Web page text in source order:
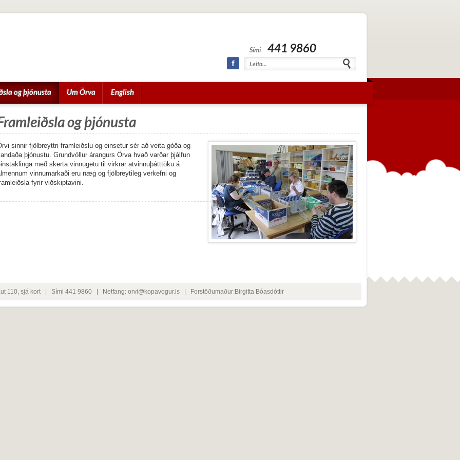
Sími 441 9860
og þjónusta
sinnir fjölbreyttri framleiðslu og einsetur sér að veita góða og
þjónustu. Grundvöllur árangurs Örva hvað varðar þjálfun
með skerta vinnugetu til virkrar atvinnuþátttöku á
vinnumarkaði eru næg og fjölbreytileg verkefni og
fyrir viðskiptavini.
og þjónusta Um Örva English
Facebook
110, sjá kort | Sími 441 9860 | Netfang: orvi@kopavogur.is | Forstöðumaður:Birgitta Bóasdóttir